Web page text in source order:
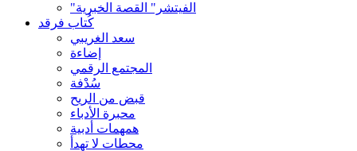
"الفيتشر" القصة الخبرية
كُتاب فرقد
سعد الغريبي
إضاءة
المجتمع الرقمي
سُدْفة
قبض من الريح
محبرة الأدباء
همهمات أدبية
محطات لا تهدأ